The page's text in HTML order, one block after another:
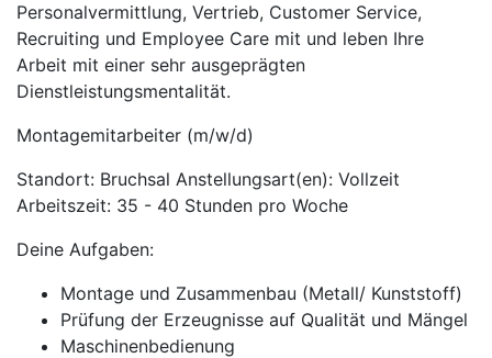
Personalvermittlung, Vertrieb, Customer Service,
Recruiting und Employee Care mit und leben Ihre
Arbeit mit einer sehr ausgeprägten
Dienstleistungsmentalität.
Montagemitarbeiter (m/w/d)
Standort: Bruchsal Anstellungsart(en): Vollzeit
Arbeitszeit: 35 - 40 Stunden pro Woche
Deine Aufgaben:
Montage und Zusammenbau (Metall/ Kunststoff)
Prüfung der Erzeugnisse auf Qualität und Mängel
Maschinenbedienung